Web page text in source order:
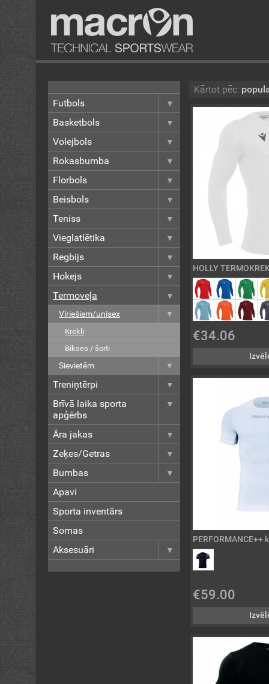
Futbols
Basketbols
Volejbols
Rokasbumba
Florbols
Beisbols
Teniss
Vieglatlētika
Regbijs
Hokejs
Termoveļa
Vīriešiem/unisex
Krekli
Bikses / šorti
Sievietēm
Treniņtērpi
Brīvā laika sporta
apģērbs
Āra jakas
Zeķes/Getras
Bumbas
Apavi
Sporta inventārs
Somas
Aksesuāri
Kārtot pēc:
HOLLY
€34.06
€59.00